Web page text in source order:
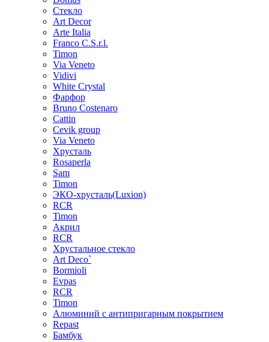
Стекло
Art Decor
Arte Italia
Franco C.S.r.l.
Timon
Via Veneto
Vidivi
White Crystal
Фарфор
Bruno Costenaro
Cattin
Cevik group
Via Veneto
Хрусталь
Rosaperla
Sam
Timon
ЭКО-хрусталь(Luxion)
RCR
Timon
Акрил
RCR
Хрустальное стекло
Art Deco`
Bormioli
Evpas
RCR
Timon
Алюминий с антипригарным покрытием
Repast
Бамбук